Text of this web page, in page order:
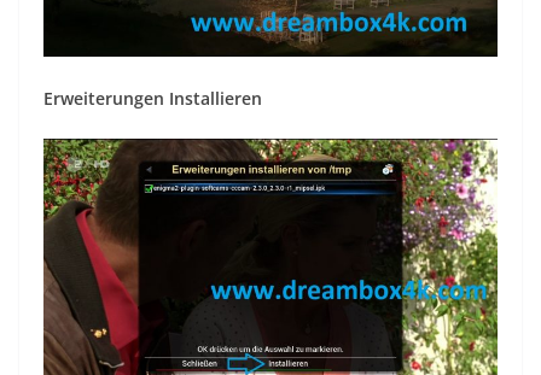
Erweiterungen Installieren